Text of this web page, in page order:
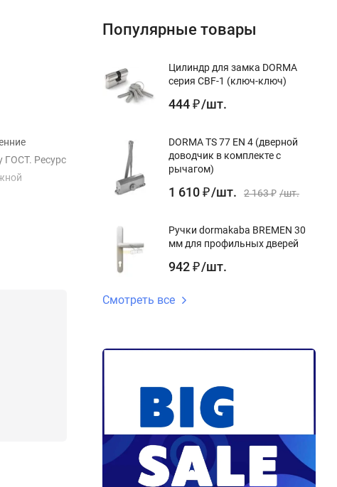
ГОСТ. Ресурс
Популярные товары
Цилиндр для замка DORMA
серия CBF-1 (ключ-ключ)
444 ₽ /шт.
DORMA TS 77 EN 4 (дверной
доводчик в комплекте с
рычагом)
1 610 ₽ /шт. 2 163 ₽ /шт.
Ручки dormakaba BREMEN 30
мм для профильных дверей
942 ₽ /шт.
Смотреть все